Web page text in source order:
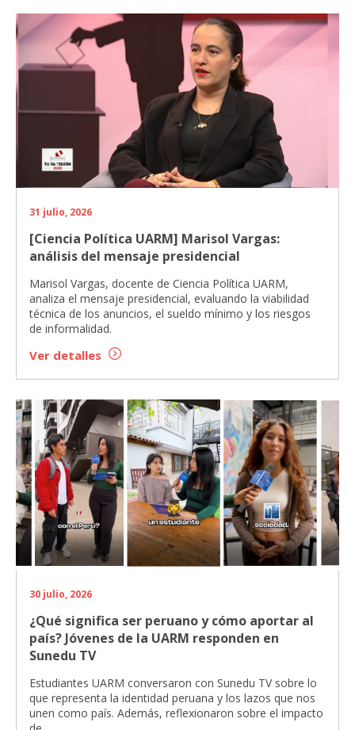
31 julio, 2026
[Ciencia Política UARM] Marisol Vargas:
análisis del mensaje presidencial
Marisol Vargas, docente de Ciencia Política UARM,
analiza el mensaje presidencial, evaluando la viabilidad
técnica de los anuncios, el sueldo mínimo y los riesgos
de informalidad.
Ver detalles
30 julio, 2026
¿Qué significa ser peruano y cómo aportar al
país? Jóvenes de la UARM responden en
Sunedu TV
Estudiantes UARM conversaron con Sunedu TV sobre lo
que representa la identidad peruana y los lazos que nos
unen como país. Además, reflexionaron sobre el impacto